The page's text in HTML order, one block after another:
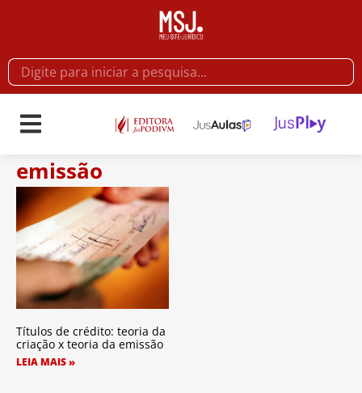
emissão
Títulos de crédito: teoria da
criação x teoria da emissão
LEIA MAIS »